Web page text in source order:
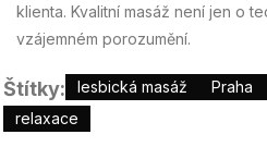
klienta. Kvalitní masáž není jen o
vzájemném porozumění.
Štítky: lesbická masáž Praha
relaxace